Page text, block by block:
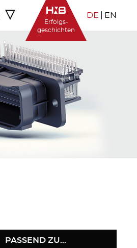
DE EN
Erfolgs-
geschichten
PASSEND ZU...